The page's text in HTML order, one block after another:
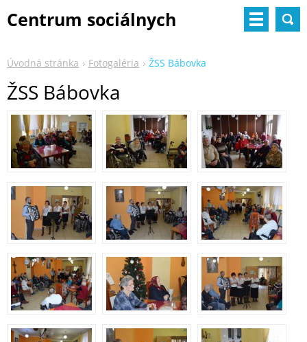
Centrum sociálnych
Úvodná stránka Fotogaléria ŽSS Bábovka
ŽSS Bábovka